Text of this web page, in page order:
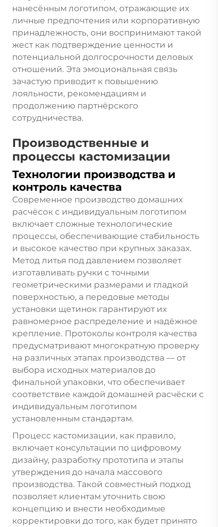
нанесённым логотипом, отражающие их
личные предпочтения или корпоративную
принадлежность, они воспринимают такой
жест как подтверждение ценности и
потенциальной долгосрочности деловых
отношений. Эта эмоциональная связь
зачастую приводит к повышению
лояльности, рекомендациям и
продолжению партнёрского
сотрудничества.
Производственные и
процессы кастомизации
Технологии производства и
контроль качества
Современное производство домашних
расчёсок с индивидуальным логотипом
включает сложные технологические
процессы, обеспечивающие стабильность
и высокое качество при крупных заказах.
Метод литья под давлением позволяет
изготавливать ручки с точными
геометрическими размерами и гладкой
поверхностью, а передовые методы
установки щетинок гарантируют их
равномерное распределение и надёжное
крепление. Протоколы контроля качества
предусматривают многократную проверку
на различных этапах производства — от
выбора исходных материалов до
финальной упаковки, что обеспечивает
соответствие каждой домашней расчёски с
индивидуальным логотипом
установленным стандартам.
Процесс кастомизации, как правило,
включает консультации по цифровому
дизайну, разработку прототипа и этапы
утверждения до начала массового
производства. Такой совместный подход
позволяет клиентам уточнить свою
концепцию и внести необходимые
корректировки до того, как будет принято